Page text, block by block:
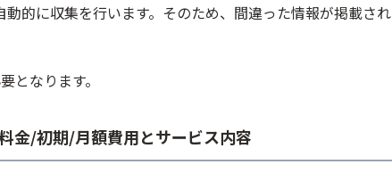
的に収集を行います。そのため、間違った情報が掲載され
となります。
金/初期/月額費用とサービス内容